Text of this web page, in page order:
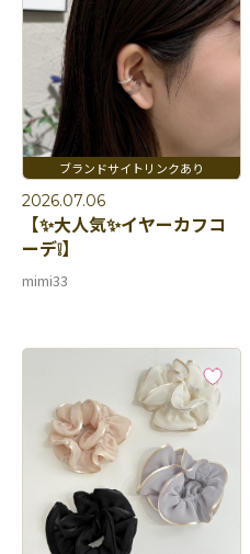
2026.07.06
【✨大人気✨イヤーカフコ
ーデ❕】
mimi33